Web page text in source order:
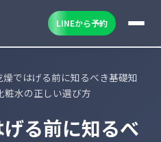
LINEから予約
燥ではげる前に知るべき基礎知
粧水の正しい選び方
る前に知るべ